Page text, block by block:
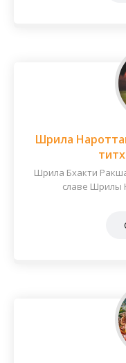
Шрила
Шрила Бхакти
славе Шрилы